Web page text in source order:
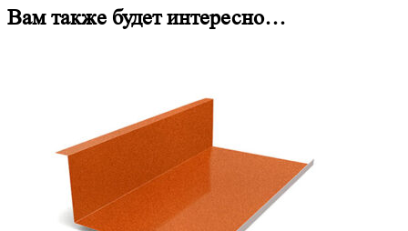
Вам также будет интересно…